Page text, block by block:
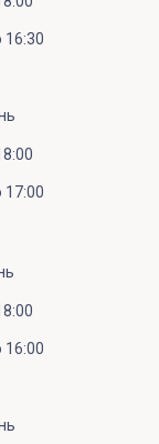
16:30
17:00
16:00